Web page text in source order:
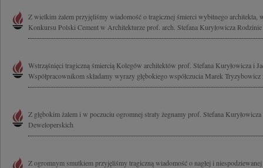
Z wielkim żalem przyjęliśmy wiadomość o tragicznej śmierci wybitnego architekta,
Konkursu Polski Cement w Architekturze prof. arch. Stefana Kuryłowicza Rodzinie
Wstrząśnięci tragiczną śmiercią Kolegów architektów prof. Stefana Kuryłowicza i
Współpracownikom składamy wyrazy głębokiego współczucia Marek Tryzybowicz
Z głębokim żalem i w poczuciu ogromnej straty żegnamy prof. Stefana
Deweloperskich
Z ogromnym smutkiem przyjęliśmy tragiczną wiadomość o nagłej i